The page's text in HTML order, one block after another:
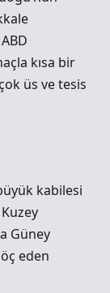
kısa bir
üs ve tesis
kabilesi
Güney
eden